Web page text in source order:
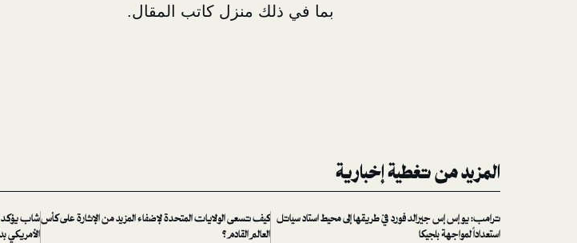
بما في ذلك منزل كاتب المقال.
المزيد من تغطية إخبارية
ترامب: يو إس إس جيرالد فورد في طريقها إلى محيط استاد سياتل
استعداداً لمواجهة بلجيكا
كيف تسعى الولايات المتحدة لإضفاء المزيد من الإثارة على كأس
العالم القادم؟
شاب يؤكد
الأمريكي